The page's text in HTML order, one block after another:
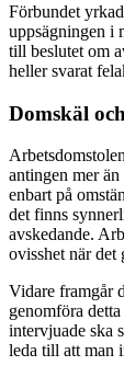
Förbundet
uppsägningen i
till beslutet om
heller svarat
Domskäl
antingen mer
enbart på
det finns
avskedande.
ovisshet när det
Vidare framgår
genomföra
intervjuade ska
leda till att man